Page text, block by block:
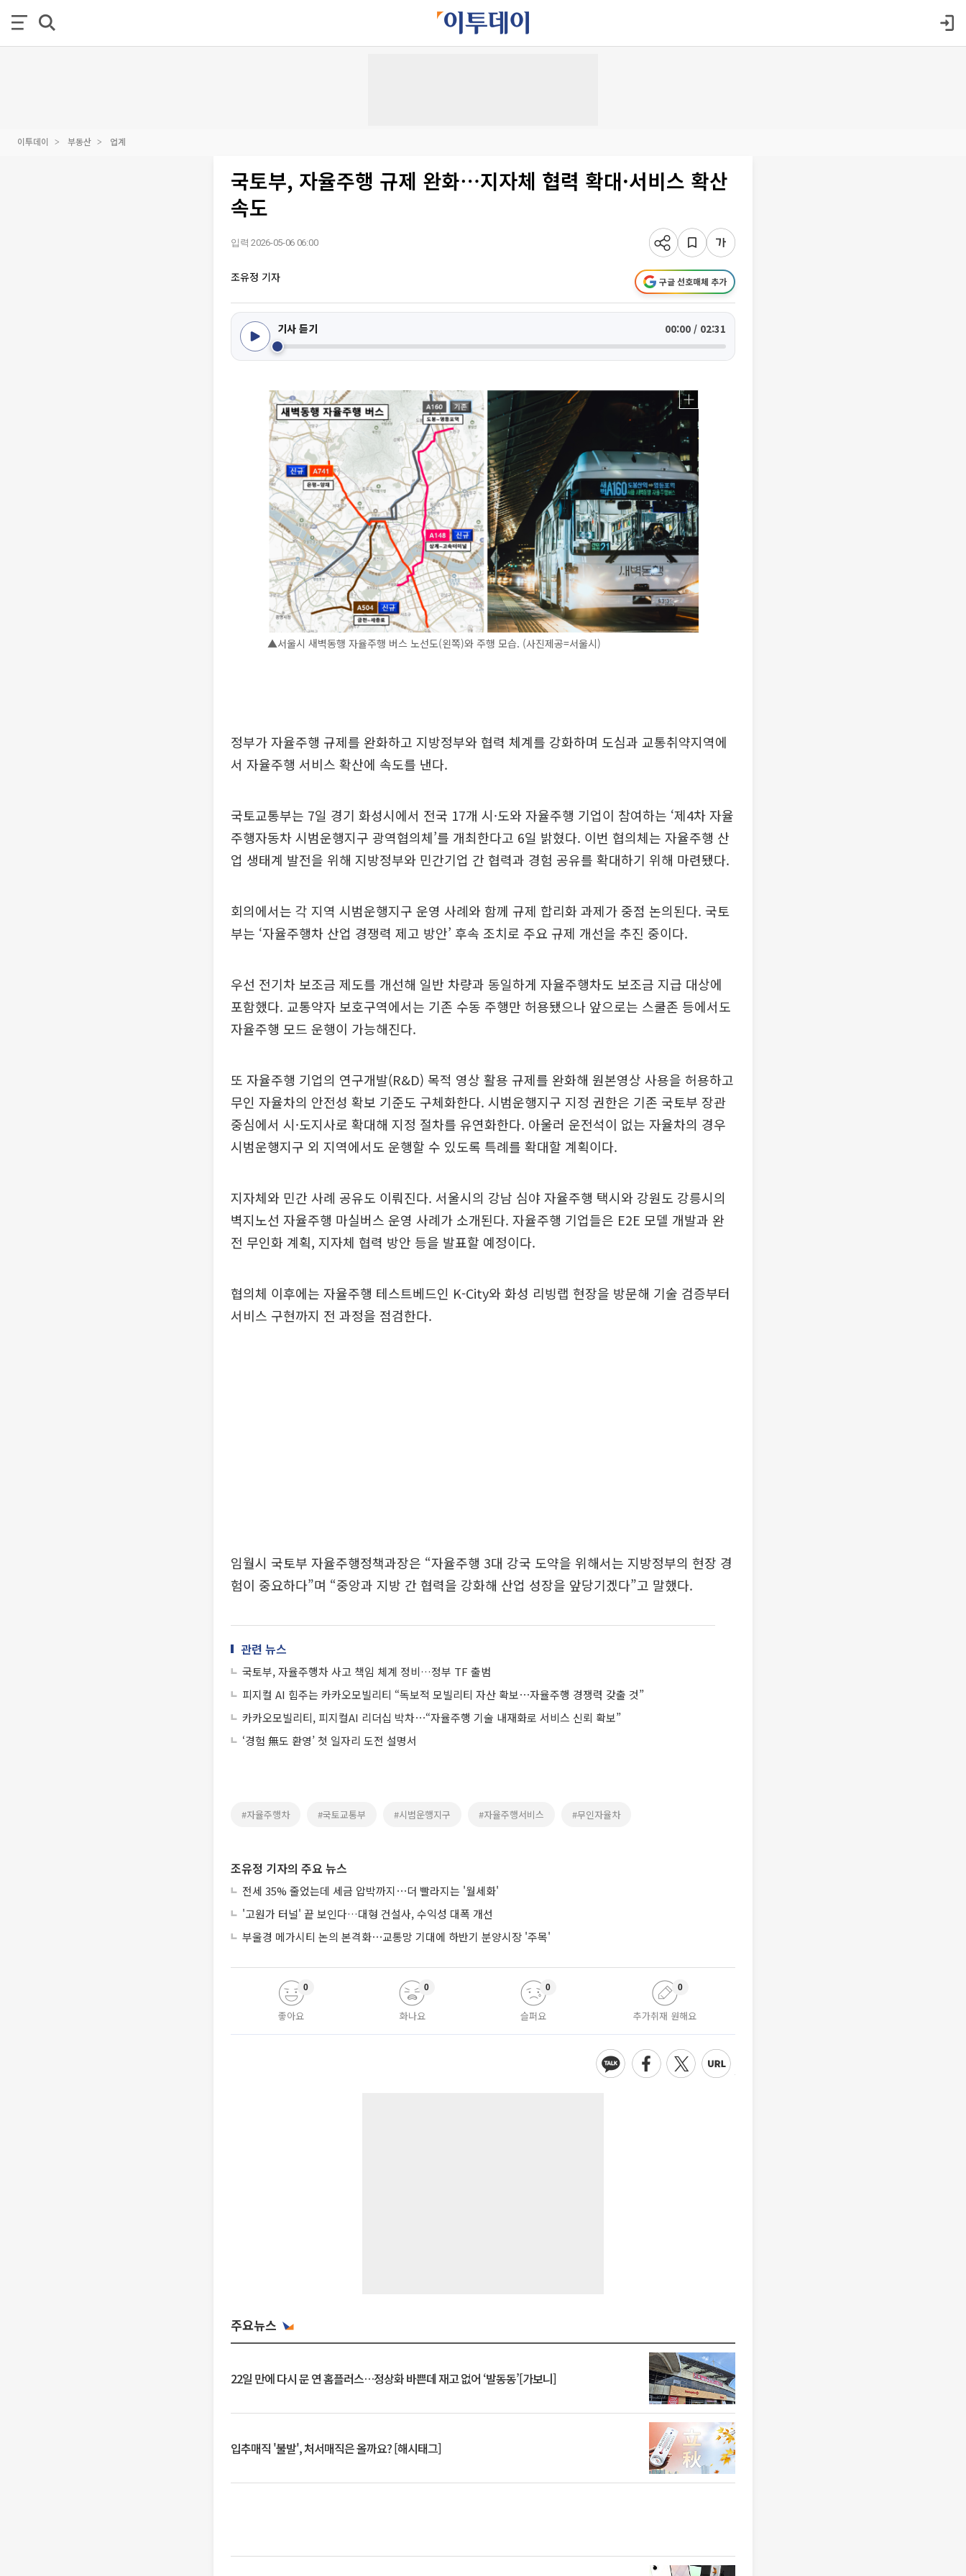
이투데이 부동산 업계
국토부, 자율주행 규제 완화⋯지자체 협력 확대·서비스 확산
속도
입력 2026-05-06 06:00
조유정 기자 구글 선호매체 추가
기사 듣기 00:00 / 02:31
▲서울시 새벽동행 자율주행 버스 노선도(왼쪽)와 주행 모습. (사진제공=서울시)
정부가 자율주행 규제를 완화하고 지방정부와 협력 체계를 강화하며 도심과 교통취약지역에
서 자율주행 서비스 확산에 속도를 낸다.
국토교통부는 7일 경기 화성시에서 전국 17개 시·도와 자율주행 기업이 참여하는 ‘제4차 자율
주행자동차 시범운행지구 광역협의체’를 개최한다고 6일 밝혔다. 이번 협의체는 자율주행 산
업 생태계 발전을 위해 지방정부와 민간기업 간 협력과 경험 공유를 확대하기 위해 마련됐다.
회의에서는 각 지역 시범운행지구 운영 사례와 함께 규제 합리화 과제가 중점 논의된다. 국토
부는 ‘자율주행차 산업 경쟁력 제고 방안’ 후속 조치로 주요 규제 개선을 추진 중이다.
우선 전기차 보조금 제도를 개선해 일반 차량과 동일하게 자율주행차도 보조금 지급 대상에
포함했다. 교통약자 보호구역에서는 기존 수동 주행만 허용됐으나 앞으로는 스쿨존 등에서도
자율주행 모드 운행이 가능해진다.
또 자율주행 기업의 연구개발(R&D) 목적 영상 활용 규제를 완화해 원본영상 사용을 허용하고
무인 자율차의 안전성 확보 기준도 구체화한다. 시범운행지구 지정 권한은 기존 국토부 장관
중심에서 시·도지사로 확대해 지정 절차를 유연화한다. 아울러 운전석이 없는 자율차의 경우
시범운행지구 외 지역에서도 운행할 수 있도록 특례를 확대할 계획이다.
지자체와 민간 사례 공유도 이뤄진다. 서울시의 강남 심야 자율주행 택시와 강원도 강릉시의
벽지노선 자율주행 마실버스 운영 사례가 소개된다. 자율주행 기업들은 E2E 모델 개발과 완
전 무인화 계획, 지자체 협력 방안 등을 발표할 예정이다.
협의체 이후에는 자율주행 테스트베드인 K-City와 화성 리빙랩 현장을 방문해 기술 검증부터
서비스 구현까지 전 과정을 점검한다.
임월시 국토부 자율주행정책과장은 “자율주행 3대 강국 도약을 위해서는 지방정부의 현장 경
험이 중요하다”며 “중앙과 지방 간 협력을 강화해 산업 성장을 앞당기겠다”고 말했다.
관련 뉴스
국토부, 자율주행차 사고 책임 체계 정비…정부 TF 출범
피지컬 AI 힘주는 카카오모빌리티 “독보적 모빌리티 자산 확보⋯자율주행 경쟁력 갖출 것”
카카오모빌리티, 피지컬AI 리더십 박차⋯“자율주행 기술 내재화로 서비스 신뢰 확보”
‘경험 無도 환영’ 첫 일자리 도전 설명서
#자율주행차 #국토교통부 #시범운행지구 #자율주행서비스 #무인자율차
조유정 기자의 주요 뉴스
전세 35% 줄었는데 세금 압박까지⋯더 빨라지는 '월세화'
'고원가 터널' 끝 보인다…대형 건설사, 수익성 대폭 개선
부울경 메가시티 논의 본격화⋯교통망 기대에 하반기 분양시장 '주목'
좋아요
0
화나요
0
슬퍼요
0
추가취재 원해요
0
주요뉴스
22일 만에 다시 문 연 홈플러스…정상화 바쁜데 재고 없어 ‘발동동’[가보니]
입추매직 '불발', 처서매직은 올까요? [해시태그]